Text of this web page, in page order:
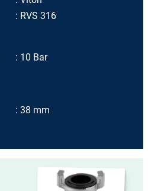
RVS 316
10 Bar
38 mm